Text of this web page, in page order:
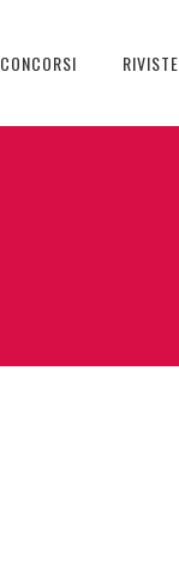
CONCORSI RIVISTE